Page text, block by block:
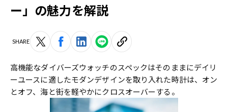
ー」の魅力を解説
SHARE
高機能なダイバーズウォッチのスペックはそのままにデイリ
ーユースに適したモダンデザインを取り入れた時計は、オン
とオフ、海と街を軽やかにクロスオーバーする。